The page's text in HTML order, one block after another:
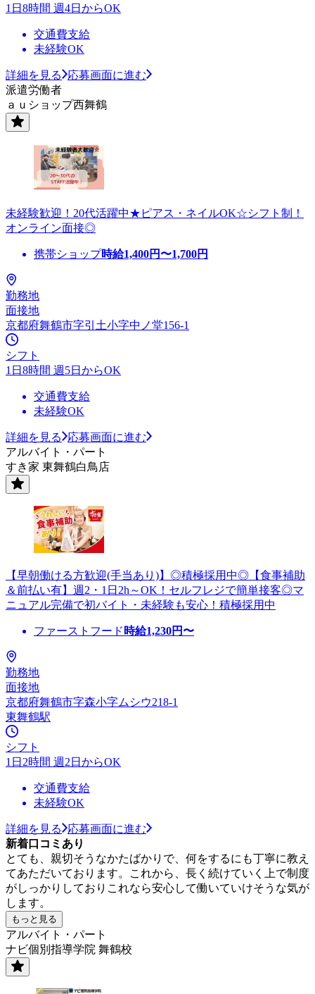
1日8時間 週4日からOK
交通費支給
未経験OK
詳細を見る
応募画面に進む
派遣労働者
ａｕショップ西舞鶴
未経験歓迎！20代活躍中★ピアス・ネイルOK☆シフト制！
オンライン面接◎
携帯ショップ時給1,400円〜1,700円
勤務地
面接地
京都府舞鶴市字引土小字中ノ堂156-1
シフト
1日8時間 週5日からOK
交通費支給
未経験OK
詳細を見る
応募画面に進む
アルバイト・パート
すき家 東舞鶴白鳥店
【早朝働ける方歓迎(手当あり)】◎積極採用中◎【食事補助
＆前払い有】週2・1日2h～OK！セルフレジで簡単接客◎マ
ニュアル完備で初バイト・未経験も安心！積極採用中
ファーストフード 時給1,230円〜
勤務地
面接地
京都府舞鶴市字森小字ムシウ218-1
東舞鶴駅
シフト
1日2時間 週2日からOK
交通費支給
未経験OK
詳細を見る
応募画面に進む
新着口コミあり
とても、親切そうなかたばかりで、何をするにも丁寧に教え
てあただいております。これから、長く続けていく上で制度
がしっかりしておりこれなら安心して働いていけそうな気が
します。
もっと見る
アルバイト・パート
ナビ個別指導学院 舞鶴校